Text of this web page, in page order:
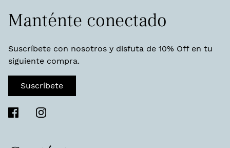
Manténte conectado
Suscríbete con nosotros y disfuta de 10% Off en tu
siguiente compra.
Suscríbete